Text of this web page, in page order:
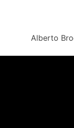
Alberto